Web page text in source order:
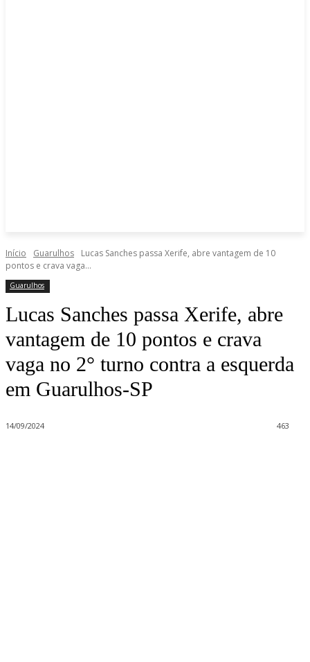
Início Guarulhos
Lucas Sanches passa Xerife, abre vantagem de 10
pontos e crava vaga...
Guarulhos
Lucas Sanches passa Xerife, abre
vantagem de 10 pontos e crava
vaga no 2° turno contra a esquerda
em Guarulhos-SP
14/09/2024 463